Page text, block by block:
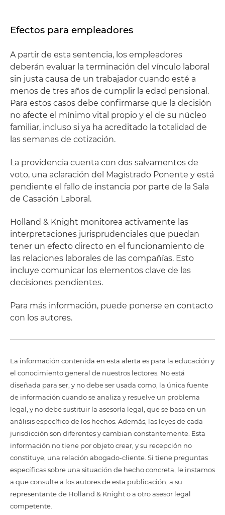
Efectos para empleadores
A partir de esta sentencia, los empleadores
deberán evaluar la terminación del vínculo laboral
sin justa causa de un trabajador cuando esté a
menos de tres años de cumplir la edad pensional.
Para estos casos debe confirmarse que la decisión
no afecte el mínimo vital propio y el de su núcleo
familiar, incluso si ya ha acreditado la totalidad de
las semanas de cotización.
La providencia cuenta con dos salvamentos de
voto, una aclaración del Magistrado Ponente y está
pendiente el fallo de instancia por parte de la Sala
de Casación Laboral.
Holland & Knight monitorea activamente las
interpretaciones jurisprudenciales que puedan
tener un efecto directo en el funcionamiento de
las relaciones laborales de las compañías. Esto
incluye comunicar los elementos clave de las
decisiones pendientes.
Para más información, puede ponerse en contacto
con los autores.
La información contenida en esta alerta es para la educación y
el conocimiento general de nuestros lectores. No está
diseñada para ser, y no debe ser usada como, la única fuente
de información cuando se analiza y resuelve un problema
legal, y no debe sustituir la asesoría legal, que se basa en un
análisis específico de los hechos. Además, las leyes de cada
jurisdicción son diferentes y cambian constantemente. Esta
información no tiene por objeto crear, y su recepción no
constituye, una relación abogado-cliente. Si tiene preguntas
específicas sobre una situación de hecho concreta, le instamos
a que consulte a los autores de esta publicación, a su
representante de Holland & Knight o a otro asesor legal
competente.